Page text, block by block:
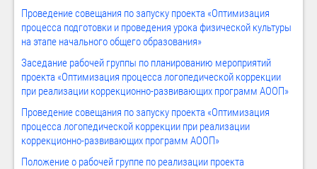
Проведение совещания по запуску проекта «Оптимизация
процесса подготовки и проведения урока физической культуры
на этапе начального общего образования»
Заседание рабочей группы по планированию мероприятий
проекта «Оптимизация процесса логопедической коррекции
при реализации коррекционно-развивающих программ АООП»
Проведение совещания по запуску проекта «Оптимизация
процесса логопедической коррекции при реализации
коррекционно-развивающих программ АООП»
Положение о рабочей группе по реализации проекта